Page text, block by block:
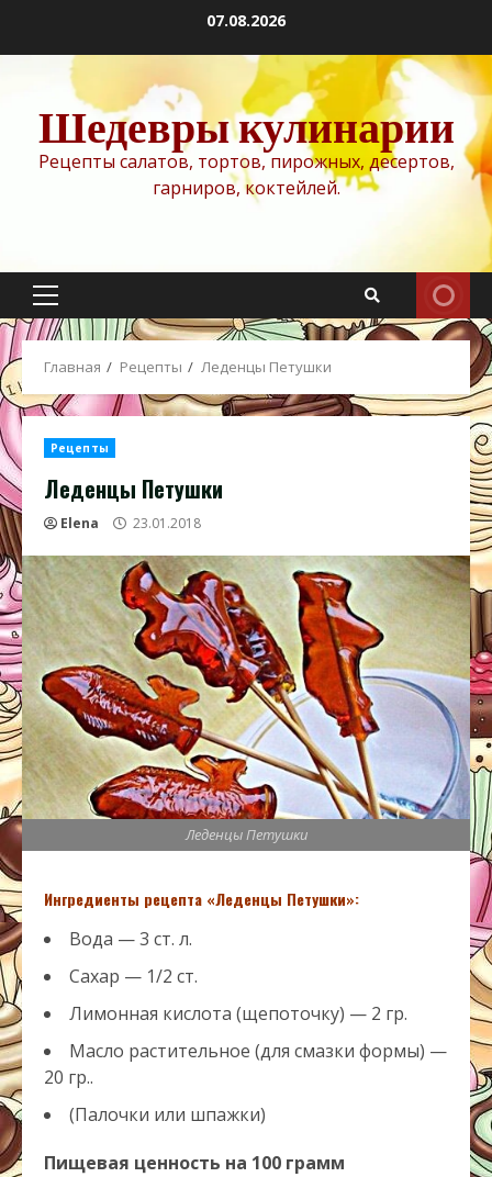
содержимому
07.08.2026
Шедевры кулинарии
Рецепты салатов, тортов, пирожных, десертов,
гарниров, коктейлей.
Основное
меню
Главная Рецепты Леденцы Петушки
Рецепты
Леденцы Петушки
Elena 23.01.2018
Леденцы Петушки
Ингредиенты рецепта «Леденцы Петушки»:
Вода — 3 ст. л.
Сахар — 1/2 ст.
Лимонная кислота (щепоточку) — 2 гр.
Масло растительное (для смазки формы) —
20 гр..
(Палочки или шпажки)
Пищевая ценность на 100 грамм